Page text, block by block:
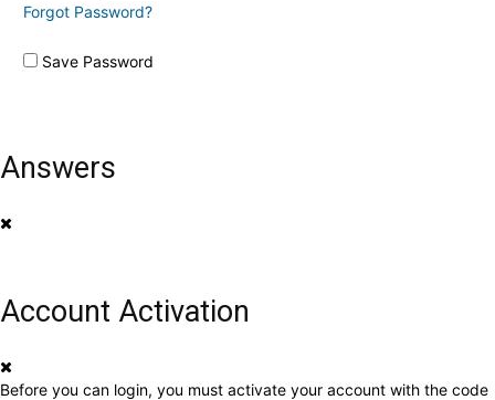
Forgot Password?
Save Password
Answers
Account Activation
Before you can login, you must activate your account with the code